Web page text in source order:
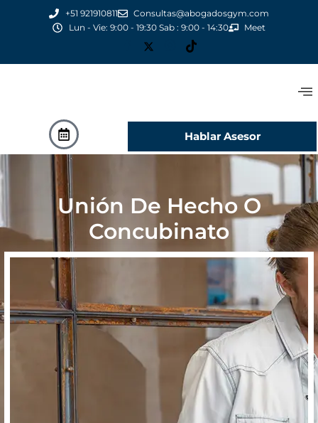
+51 921910811
Consultas@abogadosgym.com
Lun - Vie: 9:00 - 19:30 Sab : 9:00 - 14:30
Meet
Hablar Asesor
Unión De Hecho O
Concubinato